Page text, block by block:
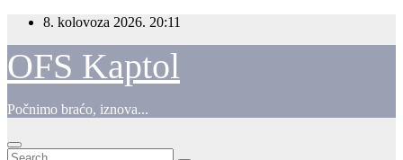
Skip
content
8. kolovoza 2026. 20:11
OFS Kaptol
Počnimo braćo, iznova...